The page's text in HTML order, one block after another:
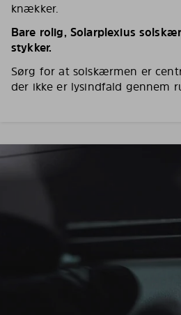
knækker.
Bare rolig, Solarplexius
stykker.
Sørg for at solskærmen er
der ikke er lysindfald gennem